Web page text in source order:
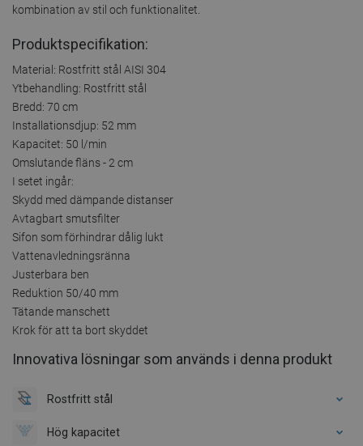
kombination av stil och funktionalitet.
Produktspecifikation:
Material: Rostfritt stål AISI 304
Ytbehandling: Rostfritt stål
Bredd: 70 cm
Installationsdjup: 52 mm
Kapacitet: 50 l/min
Omslutande fläns - 2 cm
I setet ingår:
Skydd med dämpande distanser
Avtagbart smutsfilter
Sifon som förhindrar dålig lukt
Vattenavledningsränna
Justerbara ben
Reduktion 50/40 mm
Tätande manschett
Krok för att ta bort skyddet
Innovativa lösningar som används i denna produkt
Rostfritt stål
Hög kapacitet